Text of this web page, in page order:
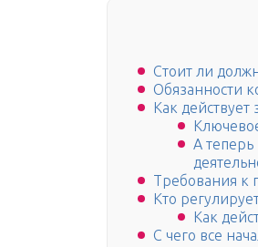
Стоит ли
Обязанности
Как действует
А теперь
Требования к
Кто
Как
С чего все